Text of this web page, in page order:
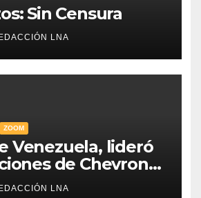
Sin Censura
LNA
ZOOM
Venezuela, lideró
de Chevron
y hoy es la única
LNA